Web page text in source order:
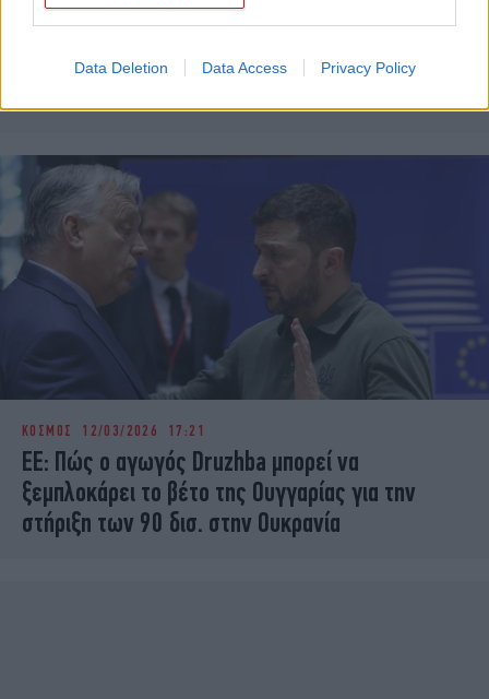
Data Deletion Data Access Privacy Policy
Σερβία: Μετανάστης ύποπτος για εκρηκτικά που
ΚΟΣΜΟΣ 12/03/2026 17:21
ΕΕ: Πώς ο αγωγός Druzhba μπορεί να
ξεμπλοκάρει το βέτο της Ουγγαρίας για την
στήριξη των 90 δισ. στην Ουκρανία